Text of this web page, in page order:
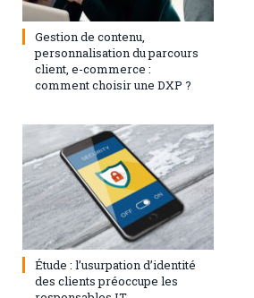
3 septembre 2024
Gestion de contenu,
personnalisation du parcours
client, e-commerce :
comment choisir une DXP ?
1 août 2023 0
Étude : l’usurpation d’identité
des clients préoccupe les